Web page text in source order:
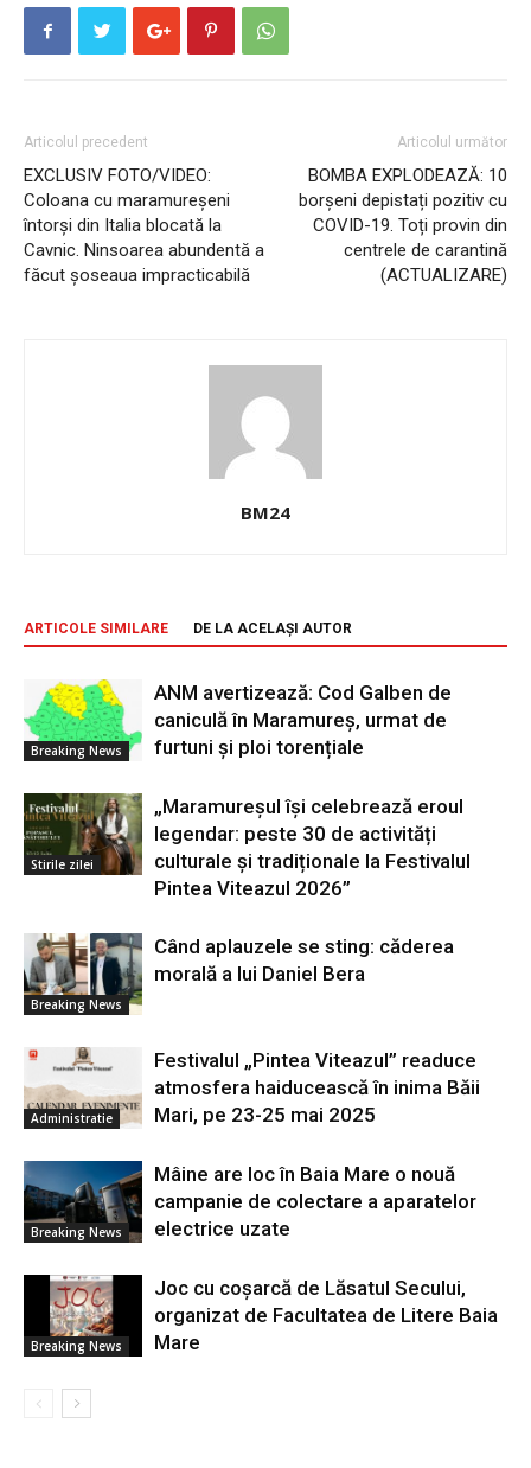
Articolul precedent
EXCLUSIV FOTO/VIDEO:
Coloana cu maramureșeni
întorși din Italia blocată la
Cavnic. Ninsoarea abundentă a
făcut șoseaua impracticabilă
Articolul următor
BOMBA EXPLODEAZĂ: 10
borșeni depistați pozitiv cu
COVID-19. Toți provin din
centrele de carantină
(ACTUALIZARE)
BM24
ARTICOLE SIMILARE DE LA ACELAȘI AUTOR
Breaking News
ANM avertizează: Cod Galben de
caniculă în Maramureș, urmat de
furtuni și ploi torențiale
Stirile zilei
„Maramureșul își celebrează eroul
legendar: peste 30 de activități
culturale și tradiționale la Festivalul
Pintea Viteazul 2026”
Breaking News
Când aplauzele se sting: căderea
morală a lui Daniel Bera
Administratie
Festivalul „Pintea Viteazul” readuce
atmosfera haiducească în inima Băii
Mari, pe 23-25 mai 2025
Breaking News
Mâine are loc în Baia Mare o nouă
campanie de colectare a aparatelor
electrice uzate
Breaking News
Joc cu coșarcă de Lăsatul Secului,
organizat de Facultatea de Litere Baia
Mare